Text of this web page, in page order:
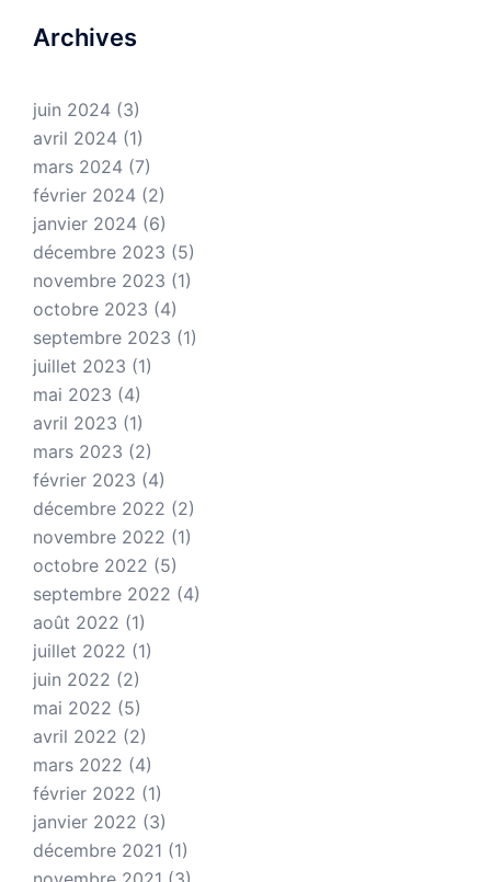
Archives
juin 2024 (3)
avril 2024 (1)
mars 2024 (7)
février 2024 (2)
janvier 2024 (6)
décembre 2023 (5)
novembre 2023 (1)
octobre 2023 (4)
septembre 2023 (1)
juillet 2023 (1)
mai 2023 (4)
avril 2023 (1)
mars 2023 (2)
février 2023 (4)
décembre 2022 (2)
novembre 2022 (1)
octobre 2022 (5)
septembre 2022 (4)
août 2022 (1)
juillet 2022 (1)
juin 2022 (2)
mai 2022 (5)
avril 2022 (2)
mars 2022 (4)
février 2022 (1)
janvier 2022 (3)
décembre 2021 (1)